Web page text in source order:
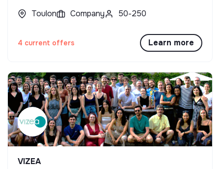
Toulon Company 50-250
4 current offers Learn more
VIZEA